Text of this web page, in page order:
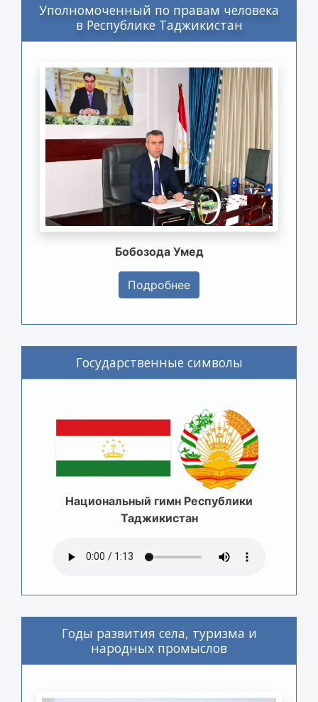
Уполномоченный по правам человека
в Республике Таджикистан
Бобозода Умед
Подробнее
Государственные символы
Национальный гимн Республики
Таджикистан
Годы развития села, туризма и
народных промыслов